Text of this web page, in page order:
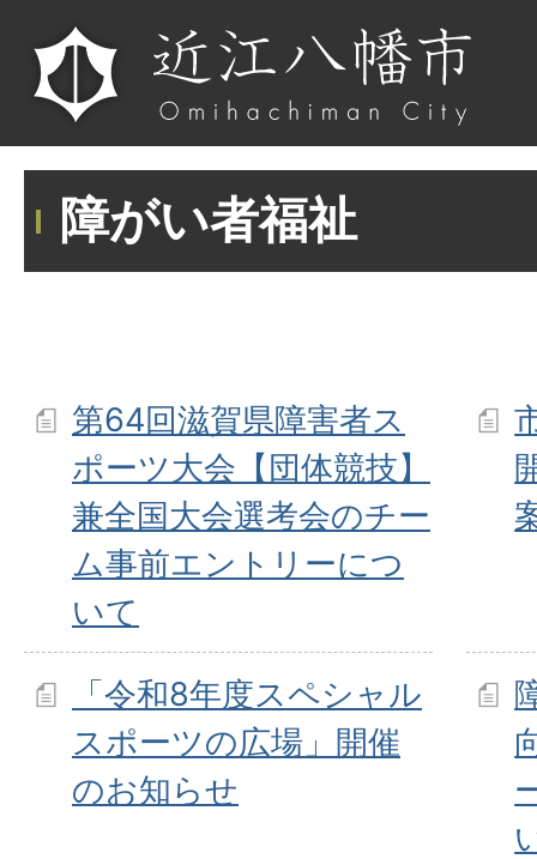
障がい者福祉
第64回滋賀県障害者ス
ポーツ大会【団体競技】
兼全国大会選考会のチー
ム事前エントリーにつ
いて
「令和8年度スペシャル
スポーツの広場」開催
のお知らせ